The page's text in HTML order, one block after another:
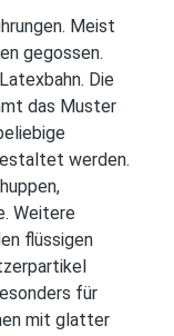
Meist
gegossen.
Die
das Muster
werden.
Weitere
flüssigen
für
mit glatter